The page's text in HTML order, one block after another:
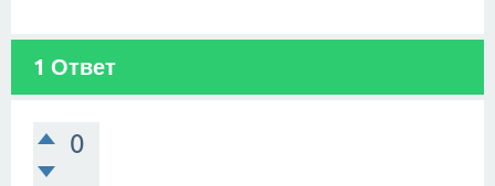
1 Ответ
0